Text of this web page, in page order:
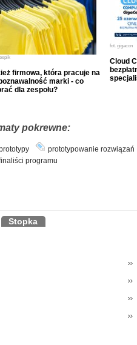
firmowa, która pracuje na
marki - co
dla zespołu?
fot. gigacon
Cloud
pokrewne:
prototypowanie rozwiązań
programu
Stopka